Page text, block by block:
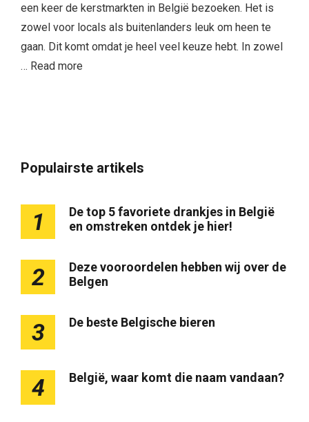
een keer de kerstmarkten in België bezoeken. Het is
zowel voor locals als buitenlanders leuk om heen te
gaan. Dit komt omdat je heel veel keuze hebt. In zowel
… Read more
Populairste artikels
1
De top 5 favoriete drankjes in België
en omstreken ontdek je hier!
2
Deze vooroordelen hebben wij over de
Belgen
3 De beste Belgische bieren
4 België, waar komt die naam vandaan?